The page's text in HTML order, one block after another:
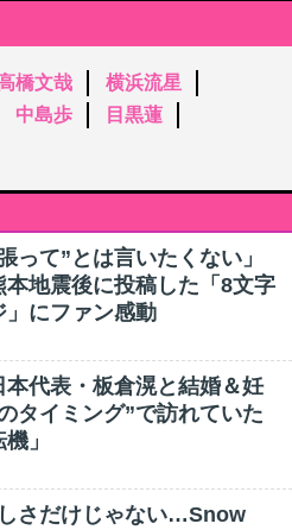
橋文哉
横浜流星
中島歩
目黒蓮
って”とは言いたくない」
地震後に投稿した「8文字
」にファン感動
本代表・板倉滉と結婚＆妊
タイミング”で訪れていた
」
さだけじゃない…Snow